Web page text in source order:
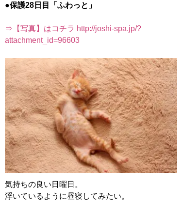
●保護28日目「ふわっと」
⇒【写真】はコチラ http://joshi-spa.jp/?
attachment_id=96603
気持ちの良い日曜日。
浮いているように昼寝してみたい。